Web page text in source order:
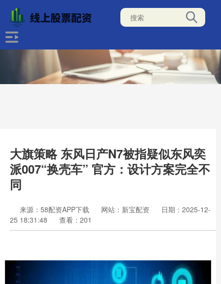
大旗策略 东风日产N7被指疑似东风奕
派007“换壳车” 官方：设计方案完全不
同
来源：58配资APP下载 网站：新宝配资
日期：2025-12-
25 18:31:48
查看：201